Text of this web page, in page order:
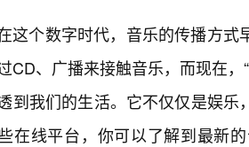
这个数字时代，音乐的传播方式
CD、广播来接触音乐，而现在
到我们的生活。它不仅仅是娱
在线平台，你可以了解到最新